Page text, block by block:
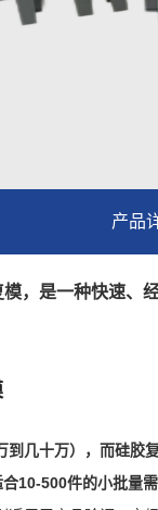
产品
，是一种快速、
到几十万），而硅胶
10-500件的小批量